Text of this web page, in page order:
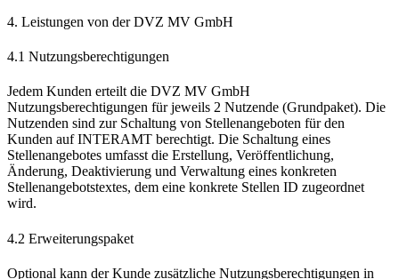
4. Leistungen von der DVZ MV GmbH
4.1 Nutzungsberechtigungen
Jedem Kunden erteilt die DVZ MV GmbH
Nutzungsberechtigungen für jeweils 2 Nutzende (Grundpaket). Die
Nutzenden sind zur Schaltung von Stellenangeboten für den
Kunden auf INTERAMT berechtigt. Die Schaltung eines
Stellenangebotes umfasst die Erstellung, Veröffentlichung,
Änderung, Deaktivierung und Verwaltung eines konkreten
Stellenangebotstextes, dem eine konkrete Stellen ID zugeordnet
wird.
4.2 Erweiterungspaket
Optional kann der Kunde zusätzliche Nutzungsberechtigungen in